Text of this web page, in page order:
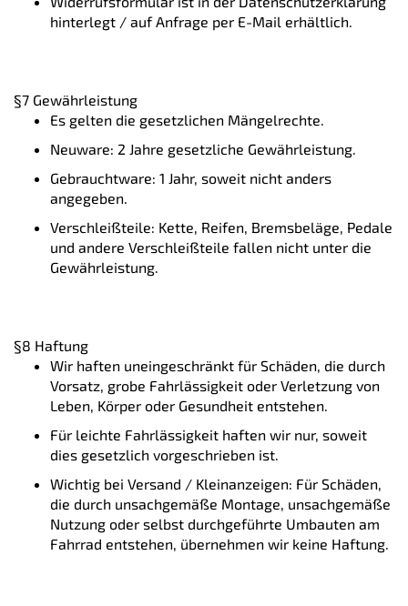
hinterlegt / auf Anfrage per E-Mail erhältlich.
§7 Gewährleistung
Es gelten die gesetzlichen Mängelrechte.
Neuware: 2 Jahre gesetzliche Gewährleistung.
Gebrauchtware: 1 Jahr, soweit nicht anders
angegeben.
Verschleißteile: Kette, Reifen, Bremsbeläge, Pedale
und andere Verschleißteile fallen nicht unter die
Gewährleistung.
§8 Haftung
Wir haften uneingeschränkt für Schäden, die durch
Vorsatz, grobe Fahrlässigkeit oder Verletzung von
Leben, Körper oder Gesundheit entstehen.
Für leichte Fahrlässigkeit haften wir nur, soweit
dies gesetzlich vorgeschrieben ist.
Wichtig bei Versand / Kleinanzeigen: Für Schäden,
die durch unsachgemäße Montage, unsachgemäße
Nutzung oder selbst durchgeführte Umbauten am
Fahrrad entstehen, übernehmen wir keine Haftung.